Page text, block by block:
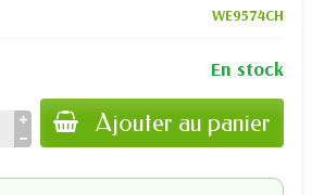
WE9574CH
En stock
Ajouter au panier